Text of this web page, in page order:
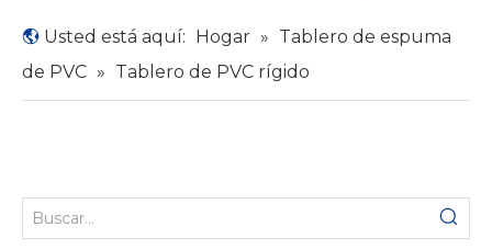
Usted está aquí: Hogar » Tablero de espuma
de PVC » Tablero de PVC rígido